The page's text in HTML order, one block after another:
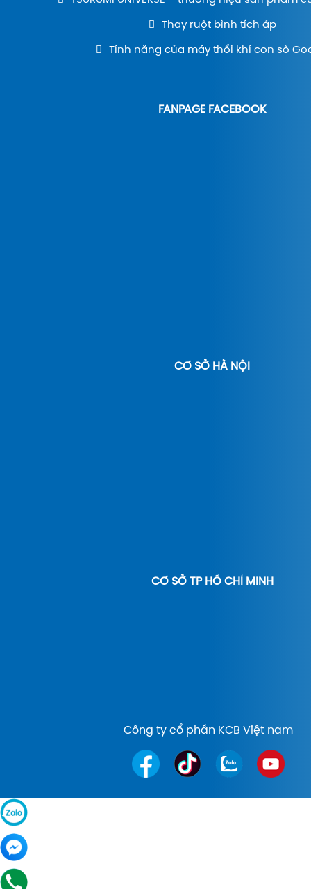
Thay ruột bình tích áp
Tính năng của máy thổi khí con sò
FANPAGE FACEBOOK
CƠ SỞ HÀ NỘI
CƠ SỞ TP HỒ CHÍ MINH
Công ty cổ phần KCB Việt nam